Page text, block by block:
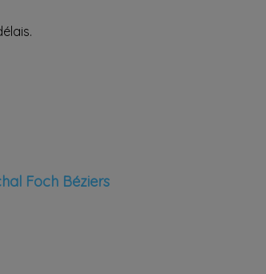
Foch Béziers